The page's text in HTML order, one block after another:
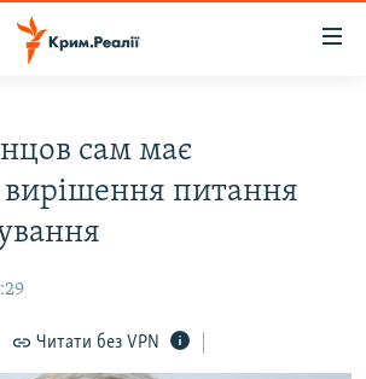
сам має
вирішення питання
Читати без VPN